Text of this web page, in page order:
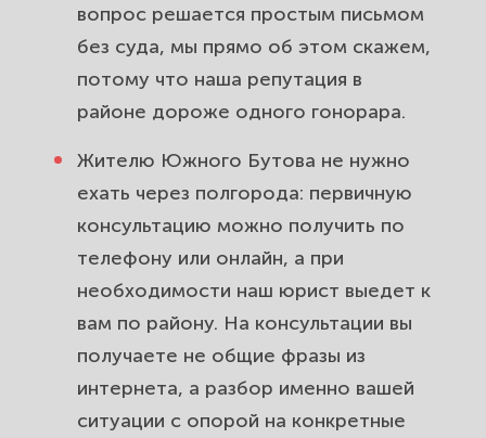
вопрос решается простым письмом
без суда, мы прямо об этом скажем,
потому что наша репутация в
районе дороже одного гонорара.
Жителю Южного Бутова не нужно
ехать через полгорода: первичную
консультацию можно получить по
телефону или онлайн, а при
необходимости наш юрист выедет к
вам по району. На консультации вы
получаете не общие фразы из
интернета, а разбор именно вашей
ситуации с опорой на конкретные